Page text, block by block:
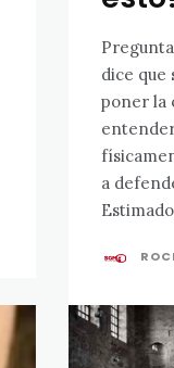
Pregunta: Estimado Padre: Cuando
dice que
poner la
a